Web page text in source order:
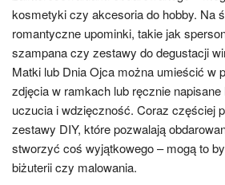
kosmetyki czy akcesoria do hobby. Na
romantyczne upominki, takie jak
szampana czy zestawy do degustacji
Matki lub Dnia Ojca można umieścić w
zdjęcia w ramkach lub ręcznie
uczucia i wdzięczność. Coraz częściej
zestawy DIY, które pozwalają
stworzyć coś wyjątkowego – mogą to
biżuterii czy malowania.